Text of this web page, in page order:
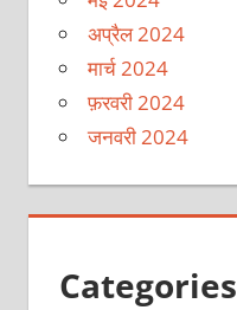
अप्रैल 2024
मार्च 2024
फ़रवरी 2024
जनवरी 2024
Categories